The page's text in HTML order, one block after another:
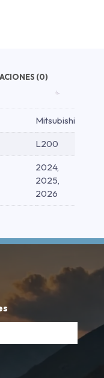
(0)
Mitsubishi
L200
2024,
2025,
2026